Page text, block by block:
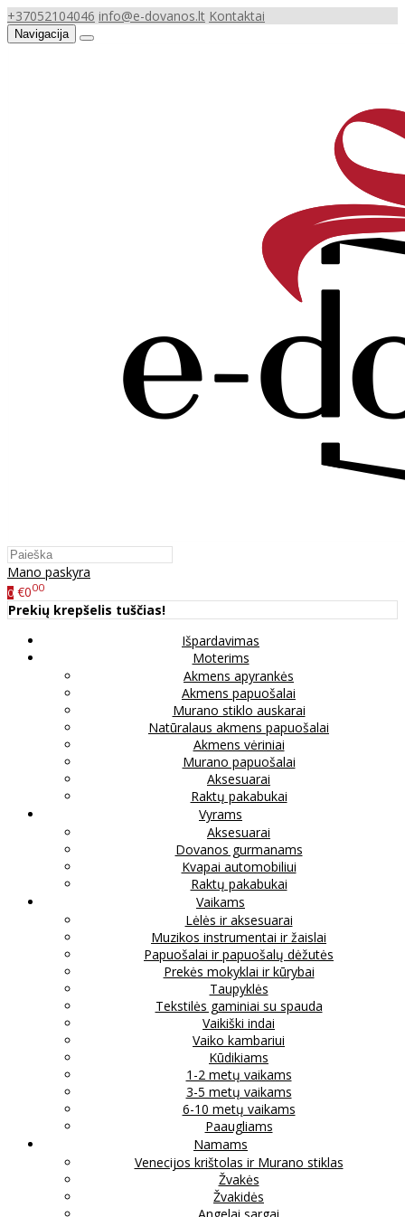
+37052104046 info@e-dovanos.lt Kontaktai
Navigacija
Mano paskyra
0 €000
Prekių krepšelis tuščias!
Išpardavimas
Moterims
Akmens apyrankės
Akmens papuošalai
Murano stiklo auskarai
Natūralaus akmens papuošalai
Akmens vėriniai
Murano papuošalai
Aksesuarai
Raktų pakabukai
Vyrams
Aksesuarai
Dovanos gurmanams
Kvapai automobiliui
Raktų pakabukai
Vaikams
Lėlės ir aksesuarai
Muzikos instrumentai ir žaislai
Papuošalai ir papuošalų dėžutės
Prekės mokyklai ir kūrybai
Taupyklės
Tekstilės gaminiai su spauda
Vaikiški indai
Vaiko kambariui
Kūdikiams
1-2 metų vaikams
3-5 metų vaikams
6-10 metų vaikams
Paaugliams
Namams
Venecijos krištolas ir Murano stiklas
Žvakės
Žvakidės
Angelai sargai